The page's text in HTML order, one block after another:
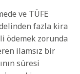
ve TÜFE
fazla kira
ödemek zorunda
ilamsız bir
süresi